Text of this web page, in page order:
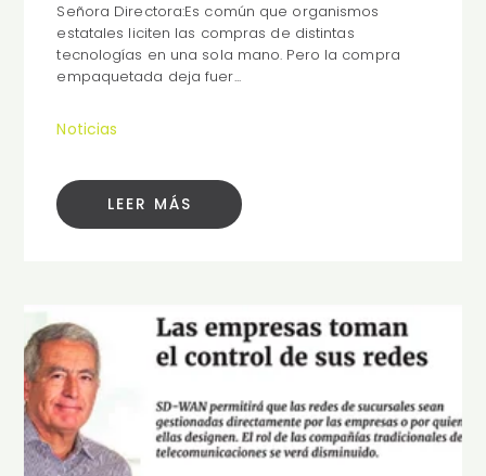
Señora Directora:Es común que organismos
estatales liciten las compras de distintas
tecnologías en una sola mano. Pero la compra
empaquetada deja fuer...
Noticias
LEER MÁS